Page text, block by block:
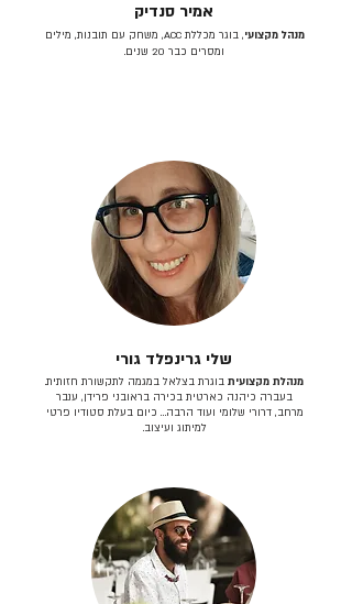
אמיר סנדיק
מנהל מקצועי
, בוגר מכללת ACC, משחק עם תובנות, מילים
ומסרים כבר 20 שנים.
שלי גרינפלד גורי
מנהלת מקצועית בוגרת בצלאל במגמה לתקשורת חזותית.
בעברה כיהנה כארטית בכירה בראובני פרידן, ענבר
מרחב, דרורי שלומי ועוד הרבה… כיום בעלת סטודיו פרטי
למיתוג ועיצוב.